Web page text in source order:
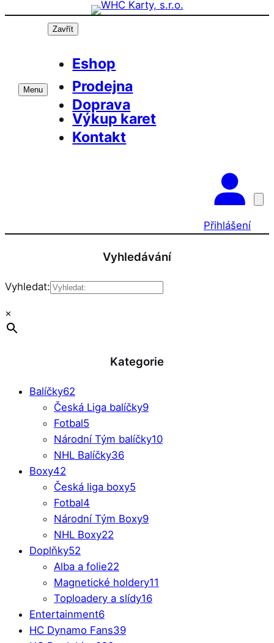
Přeskočit
Menu
Zavřít
Eshop
Prodejna
Doprava
Výkup karet
Kontakt
Přihlášení
Vyhledávání
Vyhledat:
×
Kategorie
Balíčky62
Česká Liga balíčky9
Fotbal5
Národní Tým balíčky10
NHL Balíčky36
Boxy42
Česká liga boxy5
Fotbal4
Národní Tým Boxy9
NHL Boxy22
Doplňky52
Alba a folie22
Magnetické holdery11
Toploadery a slídy16
Entertainment6
HC Dynamo Fans39